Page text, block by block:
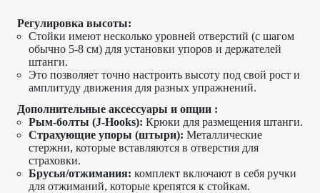
Регулировка высоты:
Стойки имеют несколько уровней отверстий (с шагом
обычно 5-8 см) для установки упоров и держателей
штанги.
Это позволяет точно настроить высоту под свой рост и
амплитуду движения для разных упражнений.
Дополнительные аксессуары и опции :
Рым-болты (J-Hooks): Крюки для размещения штанги.
Страхующие упоры (штыри): Металлические
стержни, которые вставляются в отверстия для
страховки.
Брусья/отжимания: комплект включают в себя ручки
для отжиманий, которые крепятся к стойкам.